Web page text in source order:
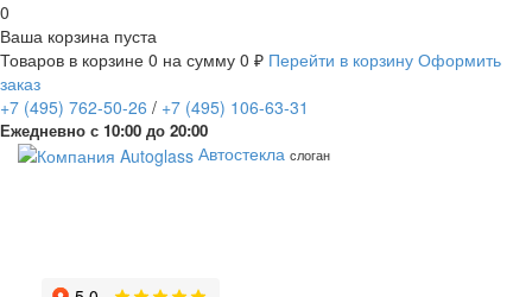
0
Ваша корзина пуста
Товаров в корзине 0 на сумму 0 ₽ Перейти в корзину Оформить
заказ
+7 (495) 762-50-26 / +7 (495) 106-63-31
Ежедневно с 10:00 до 20:00
Автостекла слоган